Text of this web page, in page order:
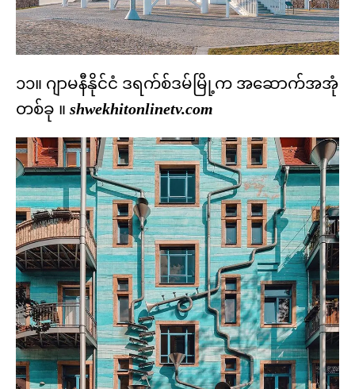
၁၁။ ဂျာမနီနိုင်ငံ ဒရက်စ်ဒမ်မြို့က အဆောက်အအုံ
တစ်ခု ။ shwekhitonlinetv.com